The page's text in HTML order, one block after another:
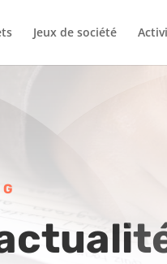
Jeux de société